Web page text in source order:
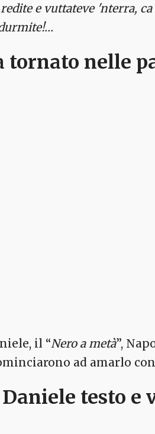
e vuttateve 'nterra,
tornato nelle
il “Nero a metà”,
ad amarlo con
testo e